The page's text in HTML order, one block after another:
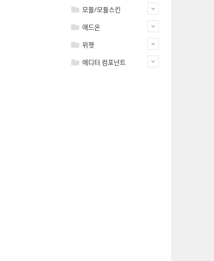
모듈/모듈스킨
애드온
위젯
에디터 컴포넌트